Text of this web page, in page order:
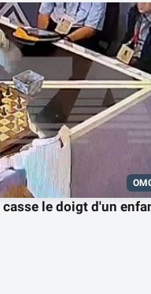
le doigt d'un